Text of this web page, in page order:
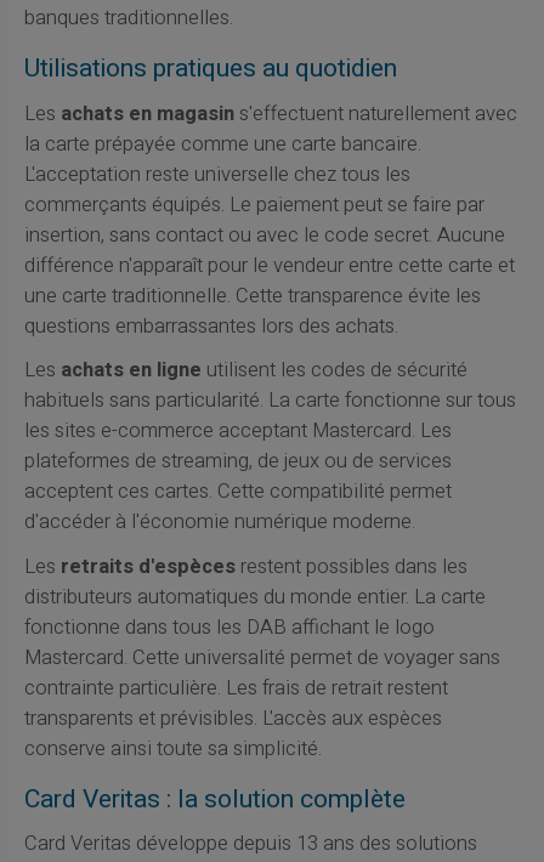
banques traditionnelles.
Utilisations pratiques au quotidien
Les achats en magasins'effectuent naturellement avec
la carte prépayée comme une carte bancaire.
L'acceptation reste universelle chez tous les
commerçants équipés. Le paiement peut se faire par
insertion, sans contact ou avec le code secret. Aucune
différence n'apparaît pour le vendeur entre cette carte et
une carte traditionnelle. Cette transparence évite les
questions embarrassantes lors des achats.
Les achats en ligne utilisent les codes de sécurité
habituels sans particularité. La carte fonctionne sur tous
les sites e-commerce acceptant Mastercard. Les
plateformes de streaming, de jeux ou de services
acceptent ces cartes. Cette compatibilité permet
d'accéder à l'économie numérique moderne.
Les retraits d'espècesrestent possibles dans les
distributeurs automatiques du monde entier. La carte
fonctionne dans tous les DAB affichant le logo
Mastercard. Cette universalité permet de voyager sans
contrainte particulière. Les frais de retrait restent
transparents et prévisibles. L'accès aux espèces
conserve ainsi toute sa simplicité.
Card Veritas : la solution complète
Card Veritas développe depuis 13 ans des solutions